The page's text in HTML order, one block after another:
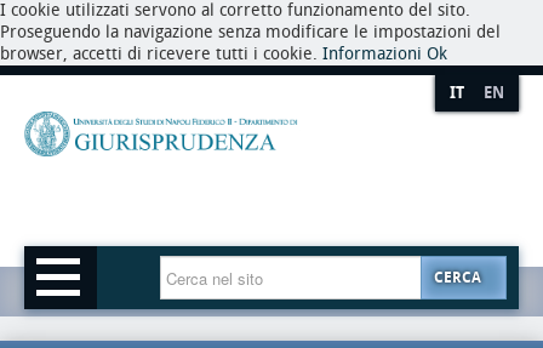
I cookie utilizzati servono al corretto funzionamento del sito.
Proseguendo la navigazione senza modificare le impostazioni del
browser, accetti di ricevere tutti i cookie. Informazioni Ok
IT EN
CERCA